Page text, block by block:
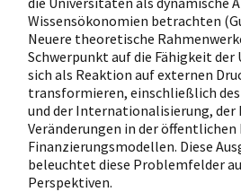
Wissensökonomien betrachten
Neuere theoretische
Schwerpunkt auf die Fähigkeit
sich als Reaktion auf externen
transformieren, einschließlich
und der Internationalisierung, der
Veränderungen in der
Finanzierungsmodellen. Diese
beleuchtet diese Problemfelder
Perspektiven.